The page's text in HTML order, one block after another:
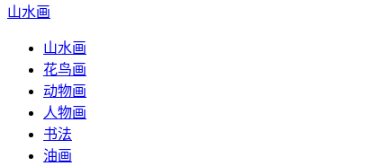
山水画
山水画
花鸟画
动物画
人物画
书法
油画